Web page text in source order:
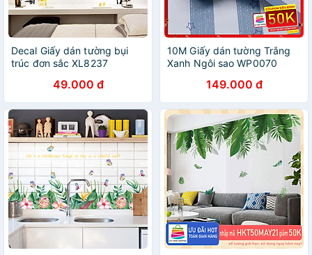
Decal Giấy dán tường bụi
trúc đơn sắc XL8237
49.000 đ
10M Giấy dán tường Trắng
Xanh Ngôi sao WP0070
149.000 đ